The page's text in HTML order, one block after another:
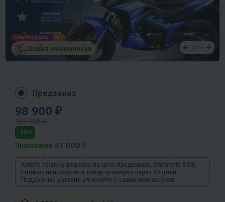
РАСПРОДАЖА ХИТ
Скидка именинникам / 74
Предзаказ
98 900 ₽
159 900 ₽
-38%
Экономия 61 000 ₽
Купите технику дешевле по цене предзаказа. Оплатите 80%
стоимости и получите товар примерно через 90 дней.
Подробные условия уточняйте у наших менеджеров.